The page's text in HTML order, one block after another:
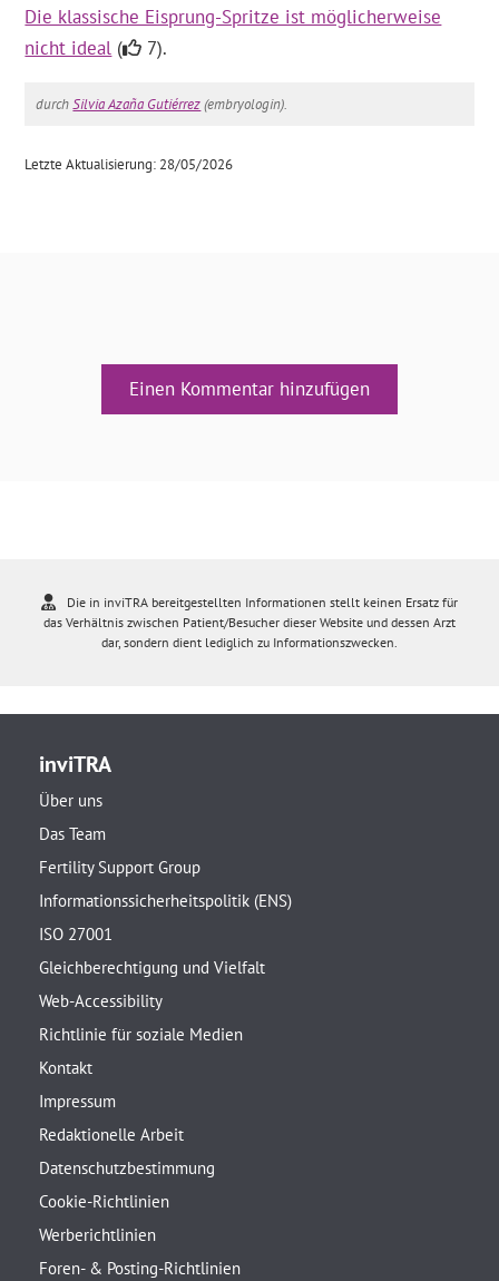
Die klassische Eisprung-Spritze ist möglicherweise
nicht ideal ( 7).
durchSilvia Azaña Gutiérrez(embryologin).
Letzte Aktualisierung: 28/05/2026
Einen Kommentar hinzufügen
Die in inviTRA bereitgestellten Informationen stellt keinen Ersatz für
das Verhältnis zwischen Patient/Besucher dieser Website und dessen Arzt
dar, sondern dient lediglich zu Informationszwecken.
inviTRA
Über uns
Das Team
Fertility Support Group
Informationssicherheitspolitik (ENS)
ISO 27001
Gleichberechtigung und Vielfalt
Web-Accessibility
Richtlinie für soziale Medien
Kontakt
Impressum
Redaktionelle Arbeit
Datenschutzbestimmung
Cookie-Richtlinien
Werberichtlinien
Foren- & Posting-Richtlinien